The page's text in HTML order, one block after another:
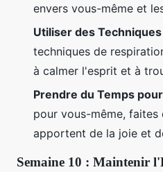
envers vous-même et
Utiliser des
techniques de
à calmer l'esprit et à
Prendre du Temps
pour vous-même, faites
apportent de la joie et
Semaine 10 : Maintenir